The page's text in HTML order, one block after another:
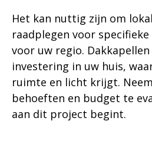
Het kan nuttig zijn om
raadplegen voor
voor uw regio.
investering in uw huis,
ruimte en licht krijgt.
behoeften en budget te
aan dit project begint.